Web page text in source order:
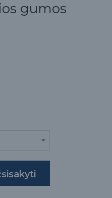
gumos